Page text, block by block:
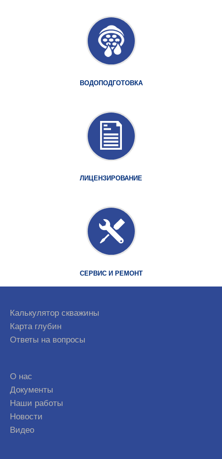
ВОДОПОДГОТОВКА
ЛИЦЕНЗИРОВАНИЕ
СЕРВИС И РЕМОНТ
Калькулятор скважины
Карта глубин
Ответы на вопросы
О нас
Документы
Наши работы
Новости
Видео